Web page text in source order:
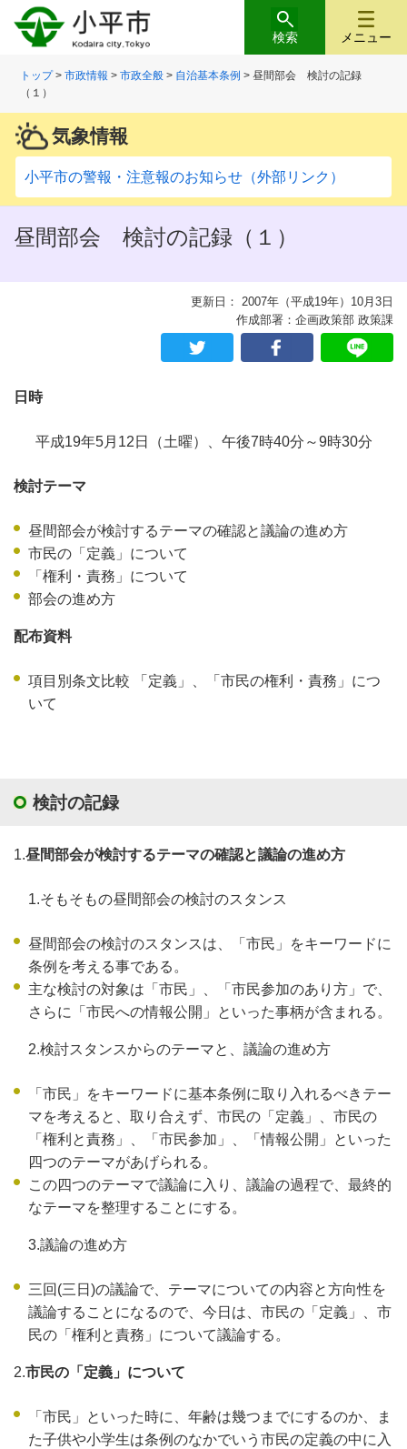
メニュー
検索
トップ>市政情報 >市政全般 > 自治基本条例 > 昼間部会 検討の記録
（１）
気象情報
小平市の警報・注意報のお知らせ（外部リンク）
昼間部会 検討の記録（１）
更新日： 2007年（平成19年）10月3日
作成部署：企画政策部 政策課
日時
平成19年5月12日（土曜）、午後7時40分～9時30分
検討テーマ
昼間部会が検討するテーマの確認と議論の進め方
市民の「定義」について
「権利・責務」について
部会の進め方
配布資料
項目別条文比較 「定義」、「市民の権利・責務」につ
いて
検討の記録
1.昼間部会が検討するテーマの確認と議論の進め方
1.そもそもの昼間部会の検討のスタンス
昼間部会の検討のスタンスは、「市民」をキーワードに
条例を考える事である。
主な検討の対象は「市民」、「市民参加のあり方」で、
さらに「市民への情報公開」といった事柄が含まれる。
2.検討スタンスからのテーマと、議論の進め方
「市民」をキーワードに基本条例に取り入れるべきテー
マを考えると、取り合えず、市民の「定義」、市民の
「権利と責務」、「市民参加」、「情報公開」といった
四つのテーマがあげられる。
この四つのテーマで議論に入り、議論の過程で、最終的
なテーマを整理することにする。
3.議論の進め方
三回(三日)の議論で、テーマについての内容と方向性を
議論することになるので、今日は、市民の「定義」、市
民の「権利と責務」について議論する。
2.市民の「定義」について
「市民」といった時に、年齢は幾つまでにするのか、ま
た子供や小学生は条例のなかでいう市民の定義の中に入